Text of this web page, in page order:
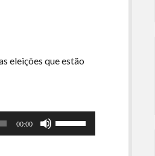
eleições que estão
00:00